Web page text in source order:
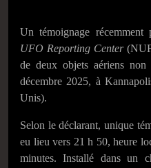
Un témoignage
UFO Reporting Center
de deux objets aériens
décembre 2025, à
Unis).
Selon le déclarant, unique
eu lieu vers 21 h 50, heure
minutes. Installé dans un